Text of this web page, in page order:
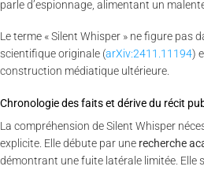
parle d’espionnage, alimentant un
Le terme « Silent Whisper » ne figure pas
scientifique originale (arXiv:2411.11194)
construction médiatique ultérieure.
Chronologie des faits et dérive du récit
La compréhension de Silent Whisper
explicite. Elle débute par une recherche
démontrant une fuite latérale limitée. Elle